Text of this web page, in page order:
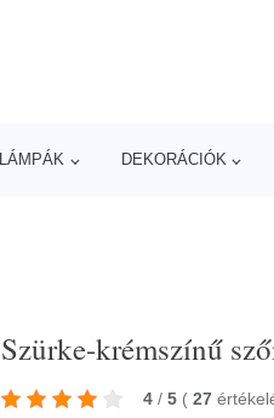
LÁMPÁK DEKORÁCIÓK
Szürke-krémszínű
4 / 5 ( 27